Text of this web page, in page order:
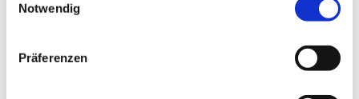
Notwendig
Präferenzen